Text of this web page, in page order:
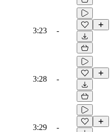
3:23 -
3:28 -
3:29 -